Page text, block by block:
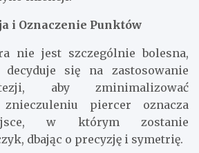
i Oznaczenie Punktów
nie jest szczególnie bolesna,
się na zastosowanie
aby zminimalizować
piercer oznacza
w którym zostanie
dbając o precyzję i symetrię.